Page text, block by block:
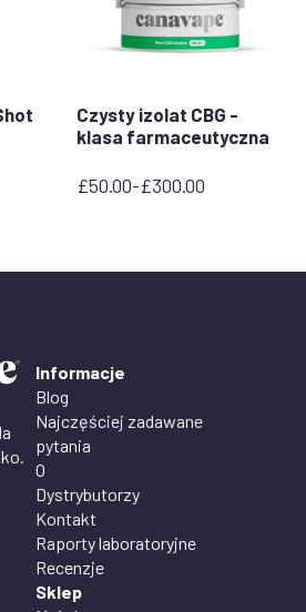
5 gwiazdek
Czysty izolat CBG -
klasa farmaceutyczna
£50.00-£300.00
Zakres
Informacje
Blog
Najczęściej zadawane
pytania
O
Dystrybutorzy
Kontakt
Raporty laboratoryjne
Recenzje
Sklep